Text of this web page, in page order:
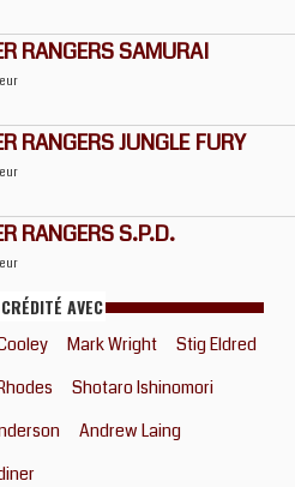
RANGERS SAMURAI
RANGERS JUNGLE FURY
RANGERS S.P.D.
AVEC
Mark Wright
Stig Eldred
Shotaro Ishinomori
Andrew Laing